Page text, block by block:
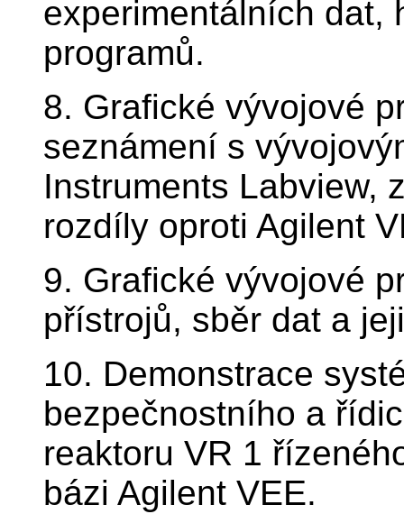
experimentálních dat,
programů.
8. Grafické vývojové
seznámení s
Instruments Labview,
rozdíly oproti Agilent
9. Grafické vývojové
přístrojů, sběr dat a
10. Demonstrace
bezpečnostního a
reaktoru VR 1
bázi Agilent VEE.